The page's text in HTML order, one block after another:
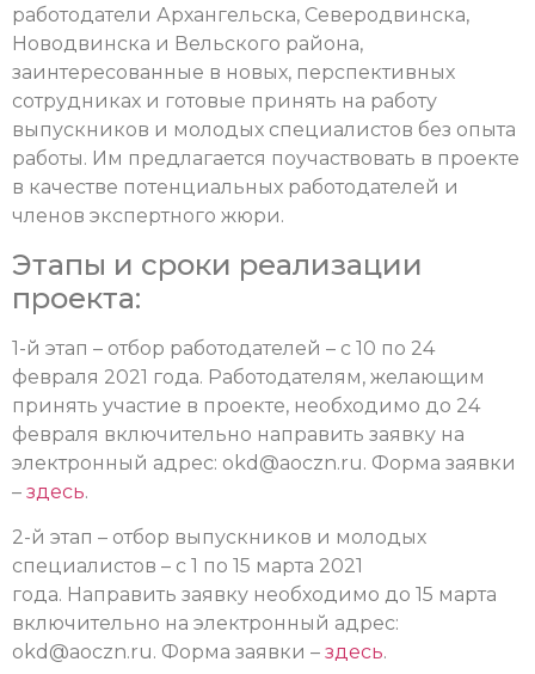
работодатели Архангельска, Северодвинска,
Новодвинска и Вельского района,
заинтересованные в новых, перспективных
сотрудниках и готовые принять на работу
выпускников и молодых специалистов без опыта
работы. Им предлагается поучаствовать в проекте
в качестве потенциальных работодателей и
членов экспертного жюри.
Этапы и сроки реализации
проекта:
1-й этап – отбор работодателей – с 10 по 24
февраля 2021 года. Работодателям, желающим
принять участие в проекте, необходимо до 24
февраля включительно направить заявку на
электронный адрес: okd@aoczn.ru. Форма заявки
– здесь.
2-й этап – отбор выпускников и молодых
специалистов – с 1 по 15 марта 2021
года. Направить заявку необходимо до 15 марта
включительно на электронный адрес:
okd@aoczn.ru. Форма заявки – здесь.